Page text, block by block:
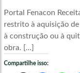
Portal Fenacon
restrito à aquisição
à construção ou à
obra. […]
Compartilhe isso: